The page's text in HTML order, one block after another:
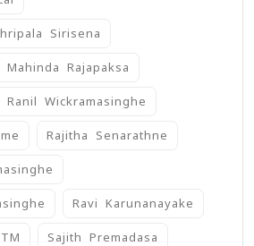
Sirisena
Rajapaksa
Wickramasinghe
Rajitha Senarathne
Ravi Karunanayake
Sajith Premadasa